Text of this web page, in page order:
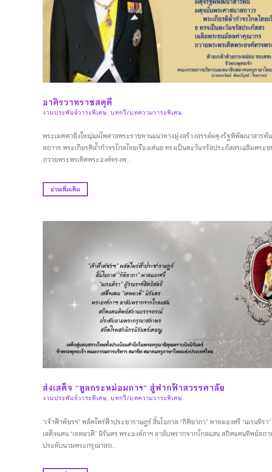
อาศิรวาทราชสดุดี
งานประพันธ์วาระพิเศษ บทกวี/บทความวาระพิเศษ
พระเมตตายิ่งใหญ่แผ่ไพศาลพระราชทานแนวทางมุ่งสร้างสรรค์ผดุงรัฐพิพัฒนาสารพั
สถาวร พระเกียรติล้ำกำจรไกลไทยเรืองเด่นธ ทรงเป็นตะวันจรัสประภัสสรเฉลิมพร
ถวายพระพรเทิดพระองค์ทรงพ...
อ่านเพิ่มเติม
ส่งเสด็จ “ทูลกระหม่อมภาฯ” สู่ฟากฟ้าสวรรคาลัย
งานประพันธ์วาระพิเศษ บทกวี/บทความวาระพิเศษ
“เจ้าฟ้าพัชรฯ” พลัดไพร่ฟ้าประชาราษฎร์ สิ้นโอภาส “กิติยาภา” พาหมองศรี “นเรนทิร
เสด็จแดน “เทพยวดี” นิรันดร พระองค์ภาฯ ลาลับพรากจากไกลแสน สถิตแดนทิพย์สถ
ประทับนามพระกรุณาสถ...